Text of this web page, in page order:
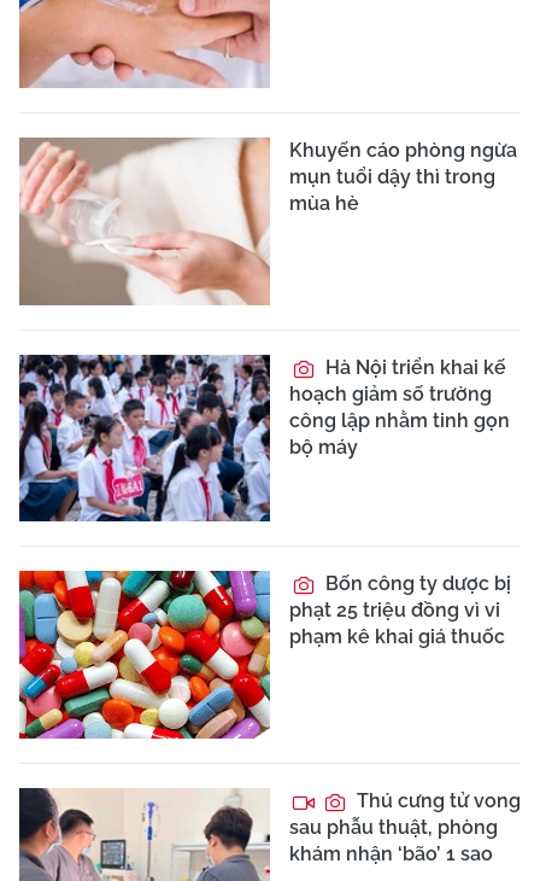
Khuyến cáo phòng ngừa
mụn tuổi dậy thì trong
mùa hè
Hà Nội triển khai kế
hoạch giảm số trường
công lập nhằm tinh gọn
bộ máy
Bốn công ty dược bị
phạt 25 triệu đồng vì vi
phạm kê khai giá thuốc
Thú cưng tử vong
sau phẫu thuật, phòng
khám nhận ‘bão’ 1 sao